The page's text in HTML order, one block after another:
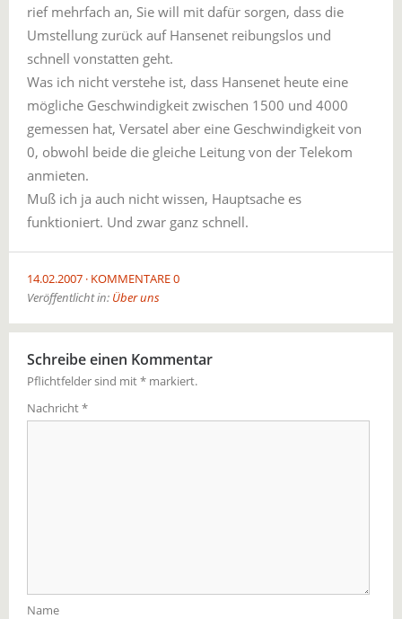
rief mehrfach an, Sie will mit dafür sorgen, dass die
Umstellung zurück auf Hansenet reibungslos und
schnell vonstatten geht.
Was ich nicht verstehe ist, dass Hansenet heute eine
mögliche Geschwindigkeit zwischen 1500 und 4000
gemessen hat, Versatel aber eine Geschwindigkeit von
0, obwohl beide die gleiche Leitung von der Telekom
anmieten.
Muß ich ja auch nicht wissen, Hauptsache es
funktioniert. Und zwar ganz schnell.
14.02.2007 KOMMENTARE 0
Veröffentlicht in: Über uns
Schreibe einen Kommentar
Pflichtfelder sind mit* markiert.
Nachricht*
Name